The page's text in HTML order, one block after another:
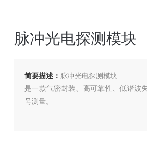
脉冲光电探测模块
简要描述： 脉冲光电探测模块
是一款气密封装、高可靠性、低谐波
号测量。